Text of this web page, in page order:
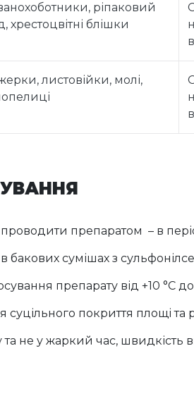
ріпаковий
хрестоцвітні блішки
листовійки, молі,
препаратом – в період
бакових сумішах з
препарату від +10 °С до
суцільного покриття площі
не у жаркий час, швидкість